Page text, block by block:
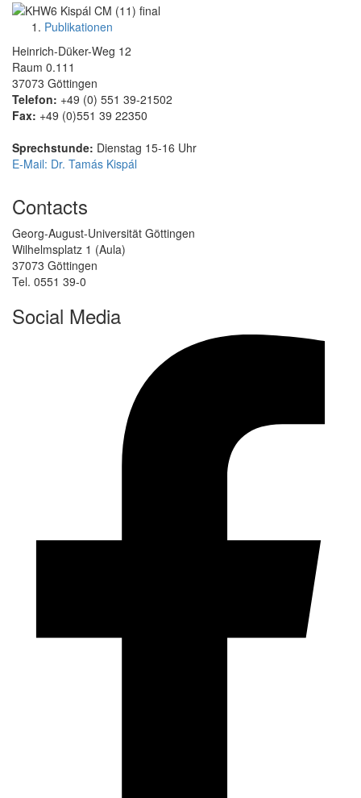
Publikationen
Heinrich-Düker-Weg 12
Raum 0.111
37073 Göttingen
Telefon: +49 (0) 551 39-21502
Fax: +49 (0)551 39 22350
Sprechstunde: Dienstag 15-16 Uhr
E-Mail: Dr. Tamás Kispál
Contacts
Georg-August-Universität Göttingen
Wilhelmsplatz 1 (Aula)
37073 Göttingen
Tel. 0551 39-0
Social Media